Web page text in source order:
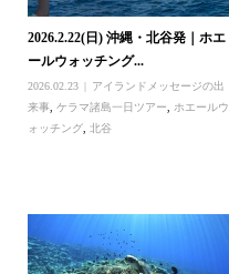
2026.2.22(日) 沖縄・北谷発｜ホエ
ールウォッチング...
2026.02.23
アイランドメッセージの出
来事, ケラマ諸島一日ツアー, ホエールウ
ォッチング, 北谷